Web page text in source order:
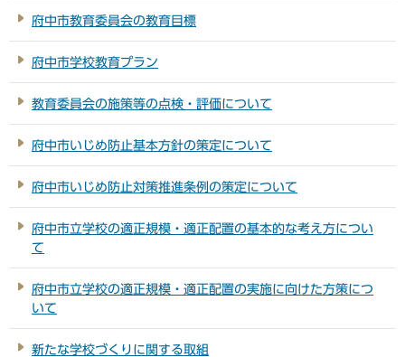
府中市教育委員会の教育目標
府中市学校教育プラン
教育委員会の施策等の点検・評価について
府中市いじめ防止基本方針の策定について
府中市いじめ防止対策推進条例の策定について
府中市立学校の適正規模・適正配置の基本的な考え方につい
て
府中市立学校の適正規模・適正配置の実施に向けた方策につ
いて
新たな学校づくりに関する取組